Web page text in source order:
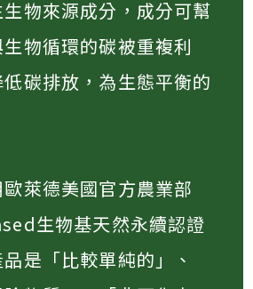
物來源成分，成分可幫
物循環的碳被重複利
碳排放，為生態平衡的
萊德美國官方農業部
生物基天然永續認證
是「比較單純的」、